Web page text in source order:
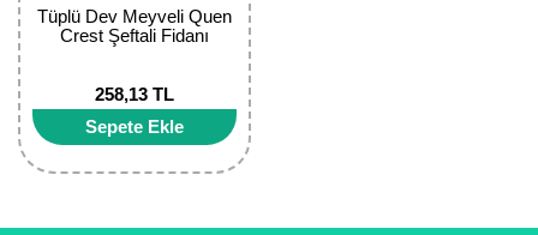
Tüplü Dev Meyveli Quen
Crest Şeftali Fidanı
258,13 TL
Sepete Ekle